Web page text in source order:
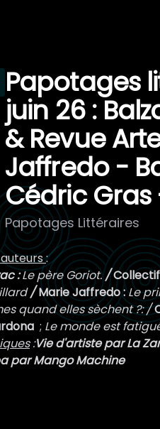
Papotages
juin 26 :
& Revue
Jaffredo -
Cédric
Papotages Littéraires
:
:Le père Goriot./
/Marie Jaffredo :Le
quand elles sèchent ?: /
; Le monde est
:Vie d'artiste par La
par Mango Machine